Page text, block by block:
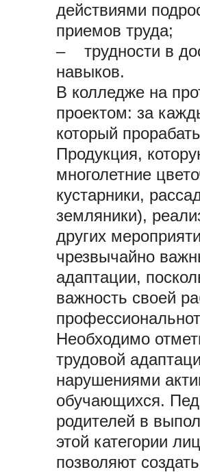
действиями
приемов труда;
– трудности в
навыков.
В колледже на
проектом: за
который
Продукция,
многолетние
кустарники,
земляники),
других
чрезвычайно
адаптации,
важность своей
Необходимо
трудовой
нарушениями
обучающихся.
родителей в
этой категории
позволяют